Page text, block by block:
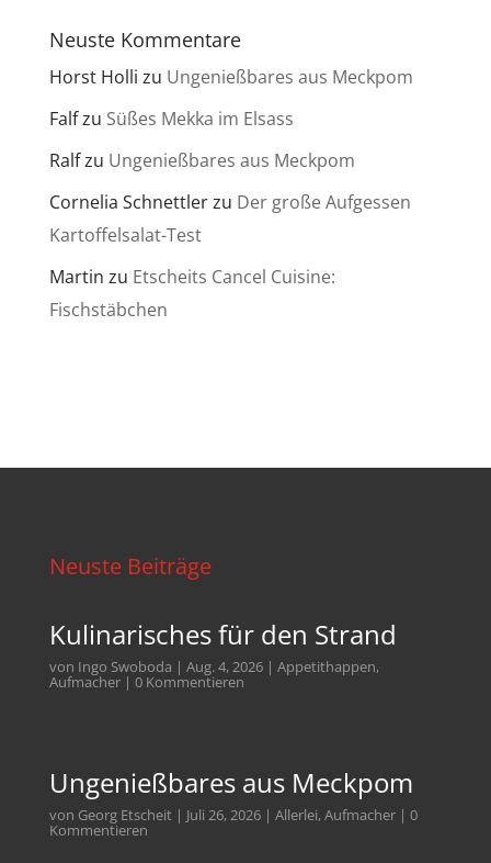
Neuste Kommentare
Horst Holli zu Ungenießbares aus Meckpom
Falfzu Süßes Mekka im Elsass
Ralfzu Ungenießbares aus Meckpom
Cornelia Schnettlerzu Der große Aufgessen
Kartoffelsalat-Test
Martin zu Etscheits Cancel Cuisine:
Fischstäbchen
Neuste Beiträge
Kulinarisches für den Strand
von Ingo Swoboda | Aug. 4, 2026| Appetithappen,
Aufmacher| 0 Kommentieren
Ungenießbares aus Meckpom
von Georg Etscheit| Juli 26, 2026| Allerlei,Aufmacher| 0
Kommentieren